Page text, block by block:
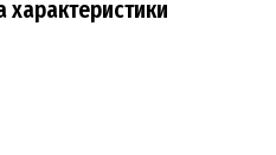
характеристики